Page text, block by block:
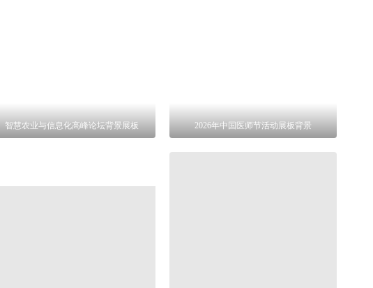
智慧农业与信息化高峰论坛背景展板 2026年中国医师节活动展板背景